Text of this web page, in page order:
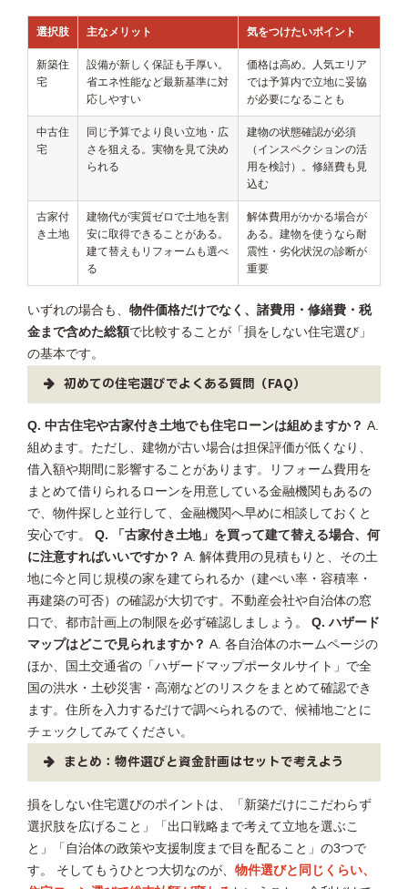
選択肢 主なメリット 気をつけたいポイント
新築住
宅
設備が新しく保証も手厚い。
省エネ性能など最新基準に対
応しやすい
価格は高め。人気エリア
では予算内で立地に妥協
が必要になることも
中古住
宅
同じ予算でより良い立地・広
さを狙える。実物を見て決め
られる
建物の状態確認が必須
（インスペクションの活
用を検討）。修繕費も見
込む
古家付
き土地
建物代が実質ゼロで土地を割
安に取得できることがある。
建て替えもリフォームも選べ
る
解体費用がかかる場合が
ある。建物を使うなら耐
震性・劣化状況の診断が
重要
いずれの場合も、 物件価格だけでなく、諸費用・修繕費・税
金まで含めた総額で比較することが「損をしない住宅選び」
の基本です。
初めての住宅選びでよくある質問（FAQ）
Q. 中古住宅や古家付き土地でも住宅ローンは組めますか？ A.
組めます。ただし、建物が古い場合は担保評価が低くなり、
借入額や期間に影響することがあります。リフォーム費用を
まとめて借りられるローンを用意している金融機関もあるの
で、物件探しと並行して、金融機関へ早めに相談しておくと
安心です。 Q. 「古家付き土地」を買って建て替える場合、何
に注意すればいいですか？ A. 解体費用の見積もりと、その土
地に今と同じ規模の家を建てられるか（建ぺい率・容積率・
再建築の可否）の確認が大切です。不動産会社や自治体の窓
口で、都市計画上の制限を必ず確認しましょう。 Q. ハザード
マップはどこで見られますか？ A. 各自治体のホームページの
ほか、国土交通省の「ハザードマップポータルサイト」で全
国の洪水・土砂災害・高潮などのリスクをまとめて確認でき
ます。住所を入力するだけで調べられるので、候補地ごとに
チェックしてみてください。
まとめ：物件選びと資金計画はセットで考えよう
損をしない住宅選びのポイントは、「新築だけにこだわらず
選択肢を広げること」「出口戦略まで考えて立地を選ぶこ
と」「自治体の政策や支援制度まで目を配ること」の3つで
す。 そしてもうひとつ大切なのが、 物件選びと同じくらい、